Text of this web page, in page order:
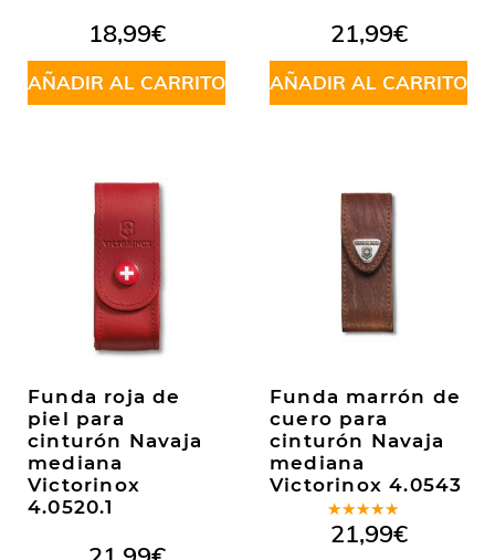
18,99€
AÑADIR AL CARRITO
21,99€
AÑADIR AL CARRITO
Funda roja de
piel para
cinturón Navaja
mediana
Victorinox
4.0520.1
Funda marrón de
cuero para
cinturón Navaja
mediana
Victorinox 4.0543
Valorado
en4.50
21,99€